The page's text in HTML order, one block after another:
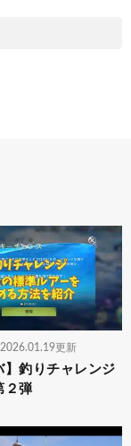
2026.01.19更新
】釣りチャレンジ
２弾